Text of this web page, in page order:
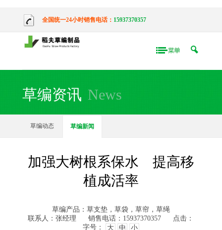
全国统一24小时销售电话： 15937370357
草编资讯 News
草编动态 草编新闻
加强大树根系保水 提高移
植成活率
草编产品：草支垫，草袋，草帘，草绳
联系人：张经理
销售电话：15937370357
点击：
字号：
大 中 小